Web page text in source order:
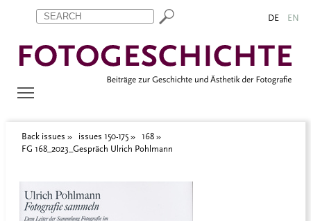
Zum Inhalt springen
Aktuelle Seite: FG 168_2023_Gespräch Ulrich Pohlmann DE EN
Back issues issues 150-175
168
FG 168_2023_Gespräch Ulrich Pohlmann